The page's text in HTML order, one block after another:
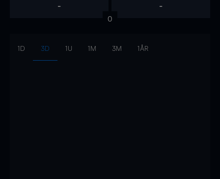
- -
0
1D 3D 1U 1M 3M 1ÅR